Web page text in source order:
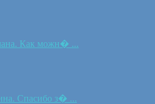
Как можн� ...
Спасибо з� ...